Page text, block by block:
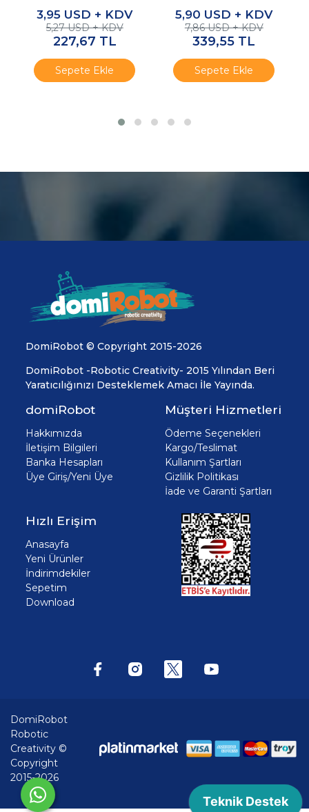
Kondansatör Seti
3,95 USD + KDV
5,27 USD + KDV
227,67 TL
Sepete Ekle
Seti
5,90 USD + KDV
7,86 USD + KDV
339,55 TL
Sepete Ekle
DomiRobot © Copyright 2015-2026
DomiRobot -Robotic Creativity- 2015 Yılından Beri
Yaratıcılığınızı Desteklemek Amacı İle Yayında.
domiRobot
Hakkımızda
İletişim Bilgileri
Banka Hesapları
Üye Giriş/Yeni Üye
Müşteri Hizmetleri
Ödeme Seçenekleri
Kargo/Teslimat
Kullanım Şartları
Gizlilik Politikası
İade ve Garanti Şartları
Hızlı Erişim
Anasayfa
Yeni Ürünler
İndirimdekiler
Sepetim
Download
DomiRobot
Robotic
Creativity ©
Copyright
2015-2026